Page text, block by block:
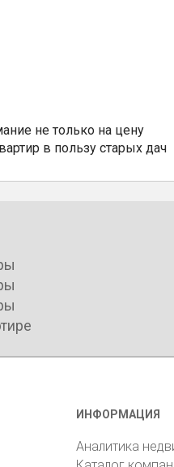
не только на цену
в пользу старых дач
ИНФОРМАЦИЯ
Аналитика